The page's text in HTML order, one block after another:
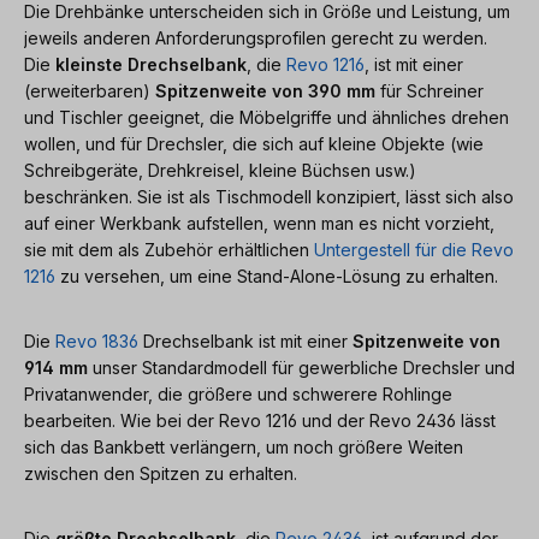
Die Drehbänke unterscheiden sich in Größe und Leistung, um
jeweils anderen Anforderungsprofilen gerecht zu werden.
Die kleinste Drechselbank , die Revo 1216 , ist mit einer
(erweiterbaren) Spitzenweite von 390 mm für Schreiner
und Tischler geeignet, die Möbelgriffe und ähnliches drehen
wollen, und für Drechsler, die sich auf kleine Objekte (wie
Schreibgeräte, Drehkreisel, kleine Büchsen usw.)
beschränken. Sie ist als Tischmodell konzipiert, lässt sich also
auf einer Werkbank aufstellen, wenn man es nicht vorzieht,
sie mit dem als Zubehör erhältlichen Untergestell für die Revo
1216 zu versehen, um eine Stand-Alone-Lösung zu erhalten.
Die Revo 1836 Drechselbank ist mit einer Spitzenweite von
914 mm unser Standardmodell für gewerbliche Drechsler und
Privatanwender, die größere und schwerere Rohlinge
bearbeiten. Wie bei der Revo 1216 und der Revo 2436 lässt
sich das Bankbett verlängern, um noch größere Weiten
zwischen den Spitzen zu erhalten.